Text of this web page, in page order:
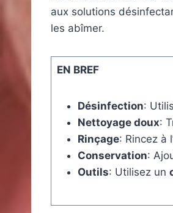
aux solutions
les abîmer.
EN BREF
Désinfection:
Nettoyage doux:
Rinçage: Rincez à
Conservation:
Outils: Utilisez un